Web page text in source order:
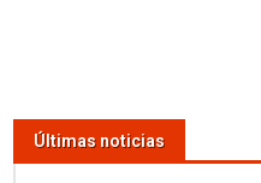
Últimas noticias